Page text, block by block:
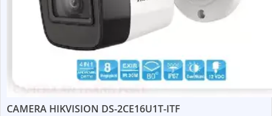
CAMERA HIKVISION DS-2CE16U1T-ITF